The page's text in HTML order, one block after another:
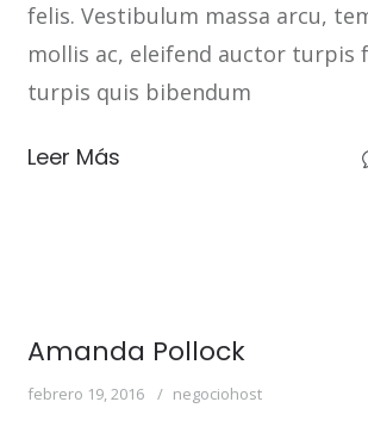
felis. Vestibulum massa arcu,
mollis ac, eleifend auctor turpis
turpis quis bibendum
Leer Más
Amanda Pollock
febrero 19, 2016 negociohost